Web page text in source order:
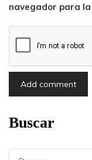
navegador para
Buscar